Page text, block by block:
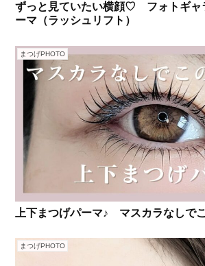
ずっと見ていたい横顔♡ フォトギ
ーマ（ラッシュリフト）
まつげPHOTO
上下まつげパーマ♪ マスカラなしで
まつげPHOTO